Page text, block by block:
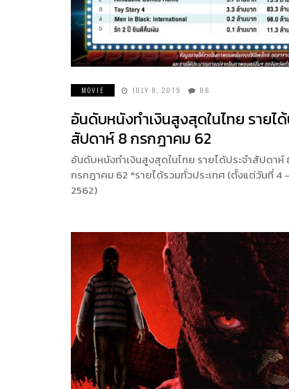
MOVIE JULY 8, 2019 86
อันดับหนังทำเงินสูงสุดในไทย รายได้
สัปดาห์ 8 กรกฎาคม 62
อันดับหนังทำเงินสูงสุดในไทย รายได้ประจำสัปดาห์
กรกฎาคม 62 *รายได้รวมทั่วประเทศ (ตั้งแต่วันที่ 4
2562)